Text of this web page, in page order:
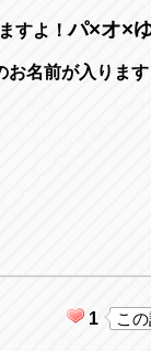
すよ！パ×オ×
お名前が入ります
1 こ